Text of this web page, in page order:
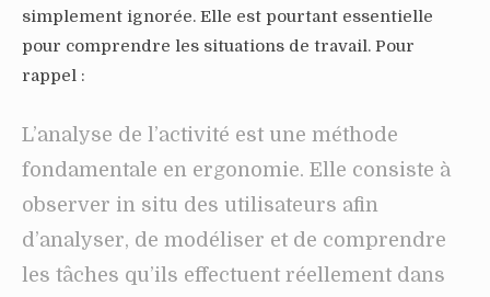
simplement ignorée. Elle est pourtant essentielle
pour comprendre les situations de travail. Pour
rappel :
L’analyse de l’activité est une méthode
fondamentale en ergonomie. Elle consiste à
observer in situ des utilisateurs afin
d’analyser, de modéliser et de comprendre
les tâches qu’ils effectuent réellement dans